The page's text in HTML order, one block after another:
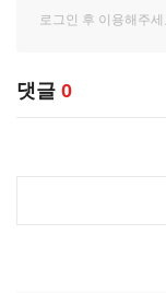
댓글 0